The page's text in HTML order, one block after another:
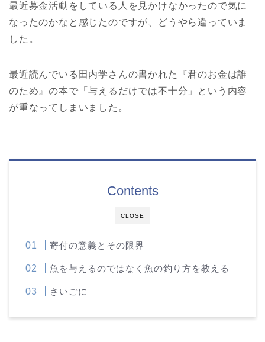
最近募金活動をしている人を見かけなかったので気に
なったのかなと感じたのですが、どうやら違っていま
した。
最近読んでいる田内学さんの書かれた『君のお金は誰
のため』の本で「与えるだけでは不十分」という内容
が重なってしまいました。
CLOSE
Contents
寄付の意義とその限界
魚を与えるのではなく魚の釣り方を教える
さいごに